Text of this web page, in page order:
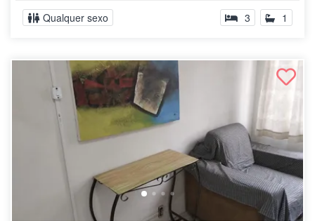
Qualquer sexo 3 1